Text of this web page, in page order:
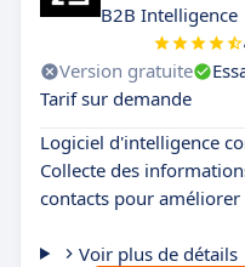
B2B Intelligence
Version gratuite
Tarif sur demande
Logiciel d'intelligence
Collecte des
contacts pour
Voir plus de détails